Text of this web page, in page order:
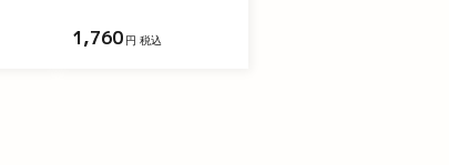
1,760 円 税込